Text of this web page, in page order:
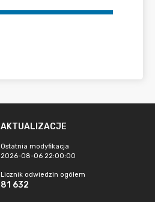
AKTUALIZACJE
Ostatnia modyfikacja
2026-08-06 22:00:00
Licznik odwiedzin ogółem
81 632